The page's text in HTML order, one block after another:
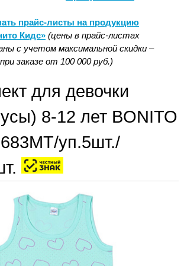
прайс-листы на продукцию
Кидс» (цены в прайс-листах
с учетом максимальной скидки –
заказе от 100 000 руб.)
для девочки
8-12 лет BONITO
уп.5шт./